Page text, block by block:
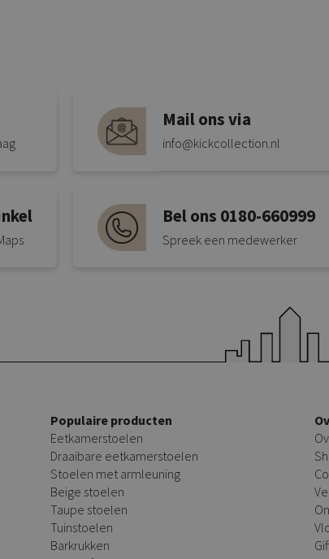
Mail ons via
info@kickcollection.nl
Bel ons 0180-660999
Spreek een medewerker
Populaire producten
Eetkamerstoelen
Draaibare eetkamerstoelen
Stoelen met armleuning
Beige stoelen
Taupe stoelen
Tuinstoelen
Barkrukken